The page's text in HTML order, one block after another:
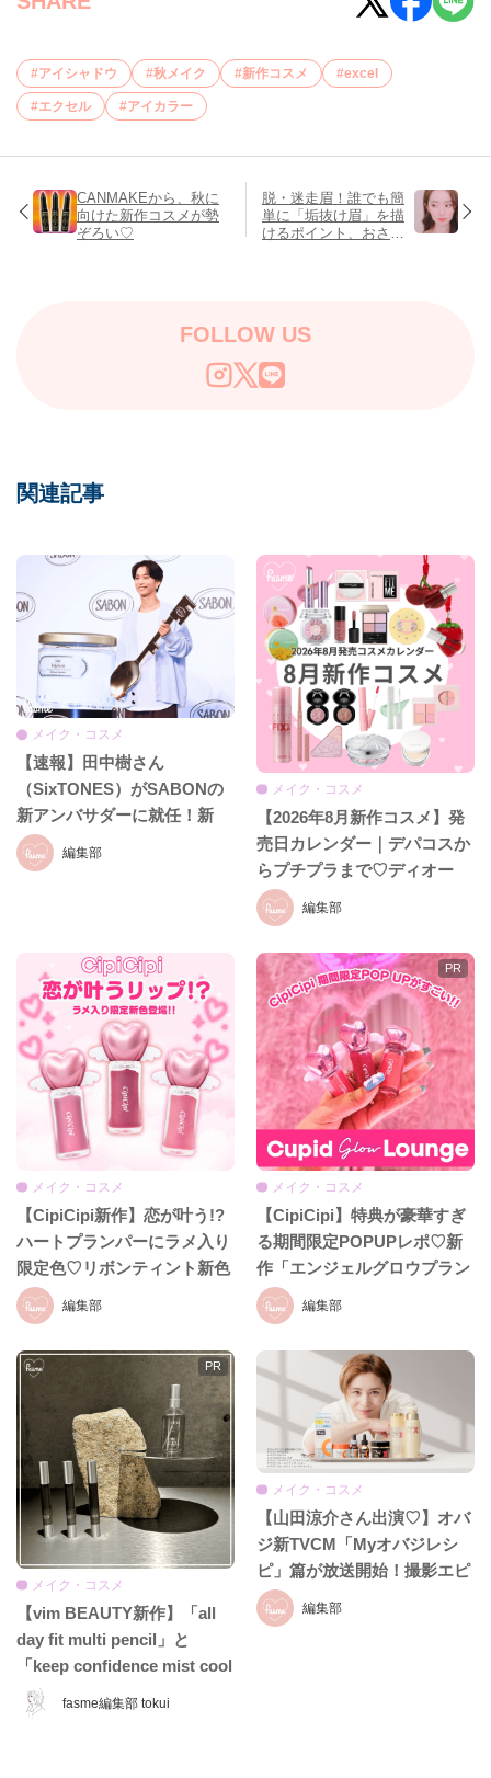
アイシャドウ 秋メイク 新作コスメ excel
エクセル アイカラー
CANMAKEから、秋に
向けた新作コスメが勢
ぞろい♡
脱・迷走眉！誰でも簡
単に「垢抜け眉」を描
けるポイント、おさら
FOLLOW US
関連記事
編集部
メイク・コスメ
【速報】田中樹さん
（SixTONES）がSABONの
新アンバサダーに就任！新
CM初公開＆就任発表会をレ
ポ♡
編集部
メイク・コスメ
【2026年8月新作コスメ】発
売日カレンダー｜デパコスか
らプチプラまで♡ディオー
ル、イヴ・サンローラン、ケ
イト、セザンヌほか話題ブラ
ンドまとめ
編集部
メイク・コスメ
【CipiCipi新作】恋が叶う!?
ハートプランパーにラメ入り
限定色♡リボンティント新色
も8月19日発売
編集部
メイク・コスメ
【CipiCipi】特典が豪華すぎ
る期間限定POPUPレポ♡新
作「エンジェルグロウプラン
パー」も必見!!
fasme編集部 tokui
メイク・コスメ
【vim BEAUTY新作】「all
day fit multi pencil」と
「keep confidence mist cool
EX」をレビュー♡ 夏のお直
しに頼れるコスメをチェッ
編集部
メイク・コスメ
【山田涼介さん出演♡】オバ
ジ新TVCM「Myオバジレシ
ピ」篇が放送開始！撮影エピ
ソード＆インタビュー全文を
お届け